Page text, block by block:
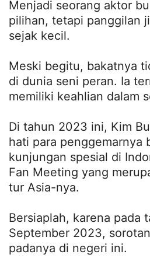
Menjadi seorang aktor
pilihan, tetapi panggilan
sejak kecil.
Meski begitu, bakatnya
di dunia seni peran. Ia
memiliki keahlian dalam
Di tahun 2023 ini, Kim
hati para penggemarnya
kunjungan spesial di
Fan Meeting yang
tur Asia-nya.
Bersiaplah, karena pada
September 2023,
padanya di negeri ini.